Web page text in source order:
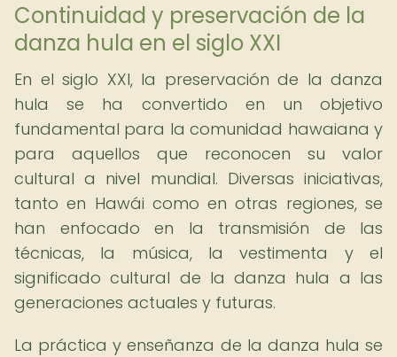
Continuidad y preservación de la
danza hula en el siglo XXI
En el siglo XXI, la preservación de la danza
hula se ha convertido en un objetivo
fundamental para la comunidad hawaiana y
para aquellos que reconocen su valor
cultural a nivel mundial. Diversas iniciativas,
tanto en Hawái como en otras regiones, se
han enfocado en la transmisión de las
técnicas, la música, la vestimenta y el
significado cultural de la danza hula a las
generaciones actuales y futuras.
La práctica y enseñanza de la danza hula se